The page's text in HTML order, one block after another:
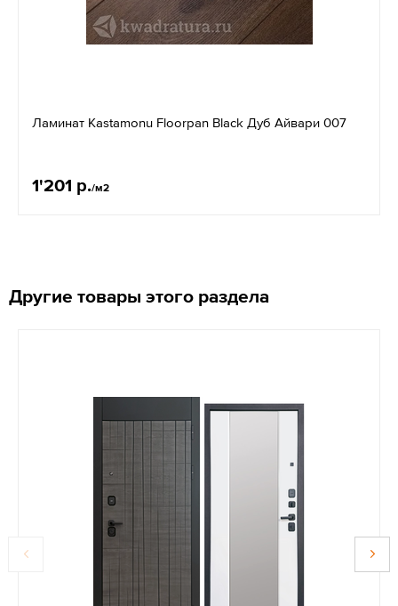
Ламинат Kastamonu Floorpan Black Дуб Айвари 007
1'201 р./м2
Другие товары этого раздела